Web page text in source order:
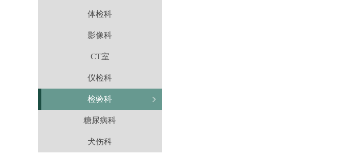
体检科
影像科
CT室
仪检科
检验科
糖尿病科
犬伤科